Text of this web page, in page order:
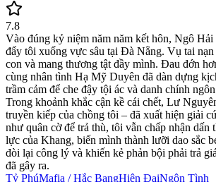
7.8
Vào đúng kỷ niệm năm năm kết hôn, Ngô Hải
đẩy tôi xuống vực sâu tại Đà Nẵng. Vụ tai
con và mang thương tật đầy mình. Đau đớn
cùng nhân tình Hạ Mỹ Duyên đã dàn dựng
trầm cảm để che đậy tội ác và danh chính
Trong khoảnh khắc cận kề cái chết, Lư
truyền kiếp của chồng tôi – đã xuất hiện giải
như quân cờ để trả thù, tôi vẫn chấp nhận dấn
lực của Khang, biến mình thành lưỡi dao sắc
đòi lại công lý và khiến kẻ phản bội phải trả
đã gây ra.
Tỷ PhúMafia / Hắc BangHiện ĐạiNgôn Tình